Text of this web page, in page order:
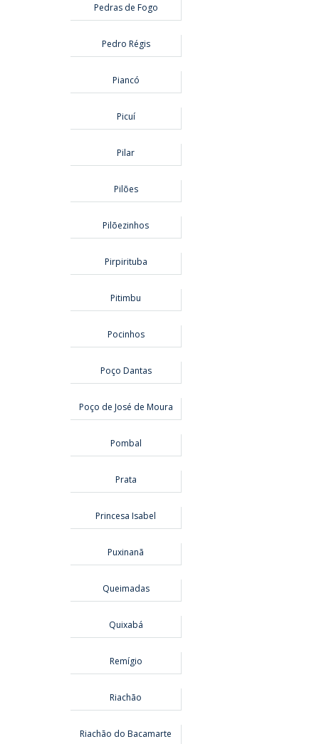
Pedras de Fogo
Pedro Régis
Piancó
Picuí
Pilar
Pilões
Pilõezinhos
Pirpirituba
Pitimbu
Pocinhos
Poço Dantas
Poço de José de Moura
Pombal
Prata
Princesa Isabel
Puxinanã
Queimadas
Quixabá
Remígio
Riachão
Riachão do Bacamarte